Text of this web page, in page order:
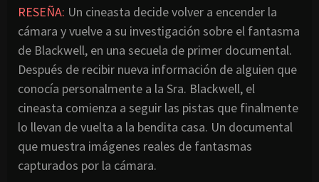
RESEÑA: Un cineasta decide volver a encender la
cámara y vuelve a su investigación sobre el fantasma
de Blackwell, en una secuela de primer documental.
Después de recibir nueva información de alguien que
conocía personalmente a la Sra. Blackwell, el
cineasta comienza a seguir las pistas que finalmente
lo llevan de vuelta a la bendita casa. Un documental
que muestra imágenes reales de fantasmas
capturados por la cámara.